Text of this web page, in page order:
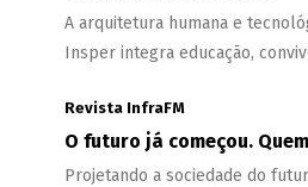
A arquitetura humana e
Insper integra educação,
Revista InfraFM
O futuro já começou.
Projetando a sociedade do